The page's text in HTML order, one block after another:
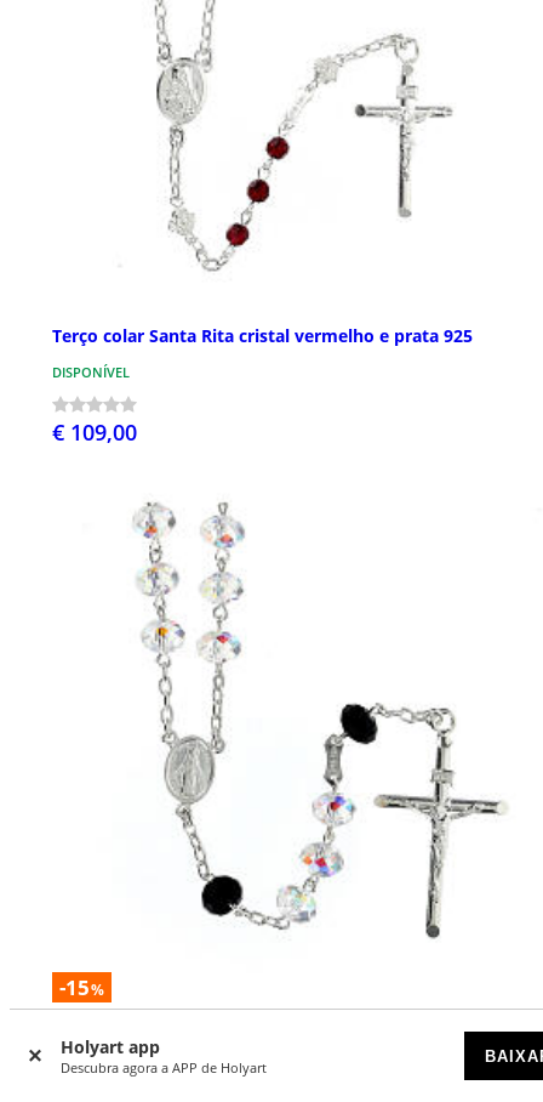
Holyart app
Descubra agora a APP de Holyart
Terço colar Santa Rita cristal vermelho e prata 925
DISPONÍVEL
€ 109,00
-15%
Terço prata 925 e contas 8 mm cristal branco e preto corte
briolette